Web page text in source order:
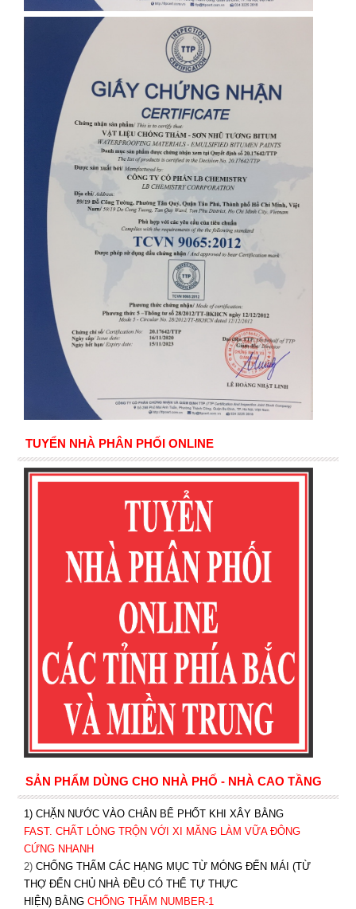
TUYỂN NHÀ PHÂN PHỐI ONLINE
SẢN PHẨM DÙNG CHO NHÀ PHỐ - NHÀ CAO TẦNG
1) CHẶN NƯỚC VÀO CHÂN BỂ PHỐT KHI XÂY BẰNG
FAST. CHẤT LỎNG TRỘN VỚI XI MĂNG LÀM VỮA ĐÔNG
CỨNG NHANH
2) CHỐNG THẤM CÁC HẠNG MỤC TỪ MÓNG ĐẾN MÁI (TỪ
THỢ ĐẾN CHỦ NHÀ ĐỀU CÓ THỂ TỰ THỰC
HIỆN) BẰNG CHỐNG THẤM NUMBER-1